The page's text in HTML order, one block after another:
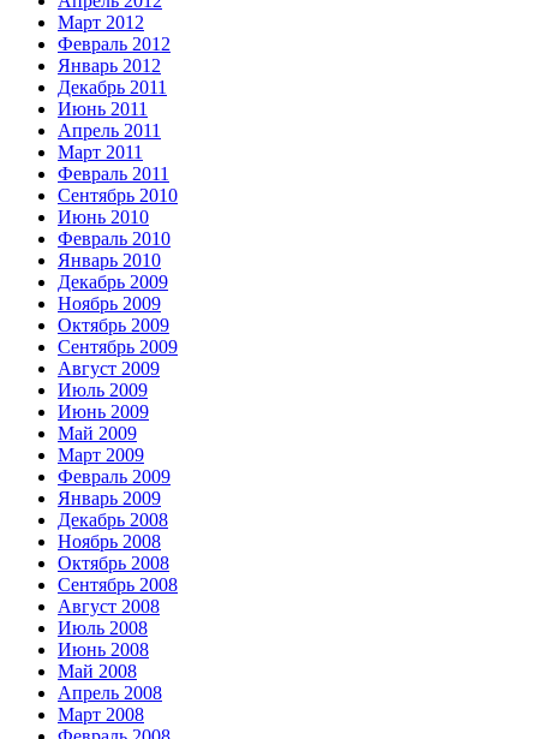
Март 2012
Февраль 2012
Январь 2012
Декабрь 2011
Июнь 2011
Апрель 2011
Март 2011
Февраль 2011
Сентябрь 2010
Июнь 2010
Февраль 2010
Январь 2010
Декабрь 2009
Ноябрь 2009
Октябрь 2009
Сентябрь 2009
Август 2009
Июль 2009
Июнь 2009
Май 2009
Март 2009
Февраль 2009
Январь 2009
Декабрь 2008
Ноябрь 2008
Октябрь 2008
Сентябрь 2008
Август 2008
Июль 2008
Июнь 2008
Май 2008
Апрель 2008
Март 2008